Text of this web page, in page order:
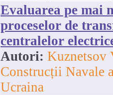
Evaluarea pe mai
proceselor de
centralelor
Autori: Kuznetsov
Construcții Navale
Ucraina